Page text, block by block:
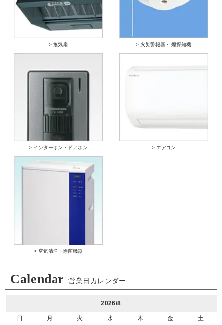
> 換気扇 > 火災警報器・ 煙探知機
> インターホン・ドアホン > エアコン
> 空気清浄・除菌機器
Calendar 営業日カレンダー
2026/8
日 月 火 水 木 金 土